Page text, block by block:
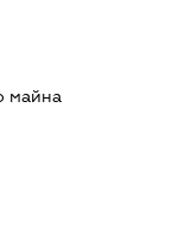
майна